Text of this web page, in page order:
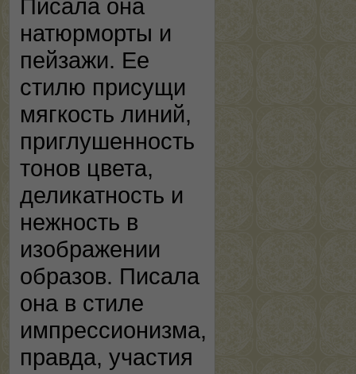
Писала она
натюрморты и
пейзажи. Ее
стилю присущи
мягкость линий,
приглушенность
тонов цвета,
деликатность и
нежность в
изображении
образов. Писала
она в стиле
импрессионизма,
правда, участия